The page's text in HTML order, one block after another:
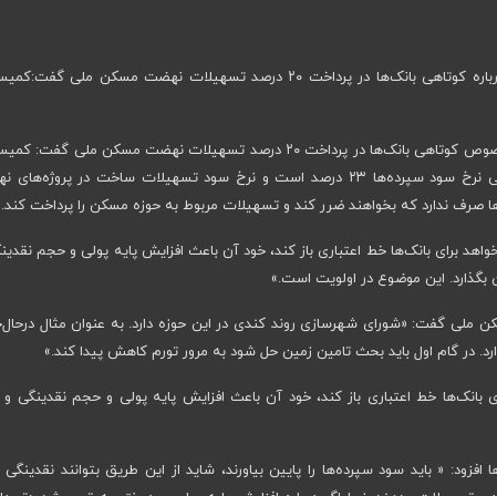
جعفر قادری عضو کمیسیون برنامه و بودجه مجلس درباره کوتاهی بانک‌ها در پرداخت ۲۰ درصد تسهیلات نهضت مسکن ملی
جعفر قادری عضو کمیسیون برنامه بودجه مجلس در خصوص کوتاهی بانک‌ها در پرداخت ۲۰ درصد تسهیلات نهضت مسکن ملی
اقتصادی باید بررسی کند که مشکل بانک‌ها چیست. وقتی نرخ سود سپرده‌ها ۲۳ درصد است و نرخ سود تسهیلات ساخت در
برای بانک‌ها خط اعتباری باز کند، خود آن باعث افزایش پایه پولی و حجم
بگذارد. این موضوع در اولویت است.»
ملی گفت: «شورای شهرسازی روند کندی در این حوزه دارد. به عنوان مثال
در گام اول باید بحث تامین زمین حل شود به مرور تورم کاهش پیدا کند.»
خط اعتباری باز کند، خود آن باعث افزایش پایه پولی و حجم نقدینگی و
« باید سود سپرده‌ها را پایین بیاورند، شاید از این طریق بتوانند نقدینگی